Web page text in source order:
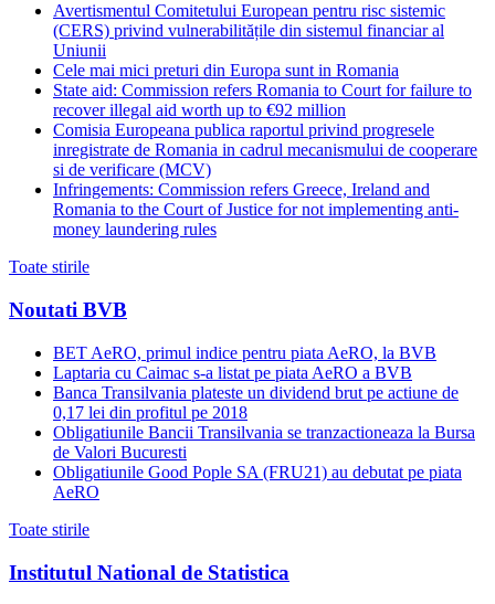
Avertismentul Comitetului European pentru risc sistemic
(CERS) privind vulnerabilitățile din sistemul financiar al
Uniunii
Cele mai mici preturi din Europa sunt in Romania
State aid: Commission refers Romania to Court for failure to
recover illegal aid worth up to €92 million
Comisia Europeana publica raportul privind progresele
inregistrate de Romania in cadrul mecanismului de cooperare
si de verificare (MCV)
Infringements: Commission refers Greece, Ireland and
Romania to the Court of Justice for not implementing anti-
money laundering rules
Toate stirile
Noutati BVB
BET AeRO, primul indice pentru piata AeRO, la BVB
Laptaria cu Caimac s-a listat pe piata AeRO a BVB
Banca Transilvania plateste un dividend brut pe actiune de
0,17 lei din profitul pe 2018
Obligatiunile Bancii Transilvania se tranzactioneaza la Bursa
de Valori Bucuresti
Obligatiunile Good Pople SA (FRU21) au debutat pe piata
AeRO
Toate stirile
Institutul National de Statistica